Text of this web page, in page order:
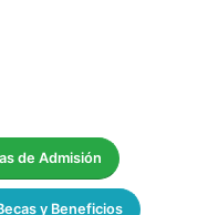
de Admisión
y Beneficios